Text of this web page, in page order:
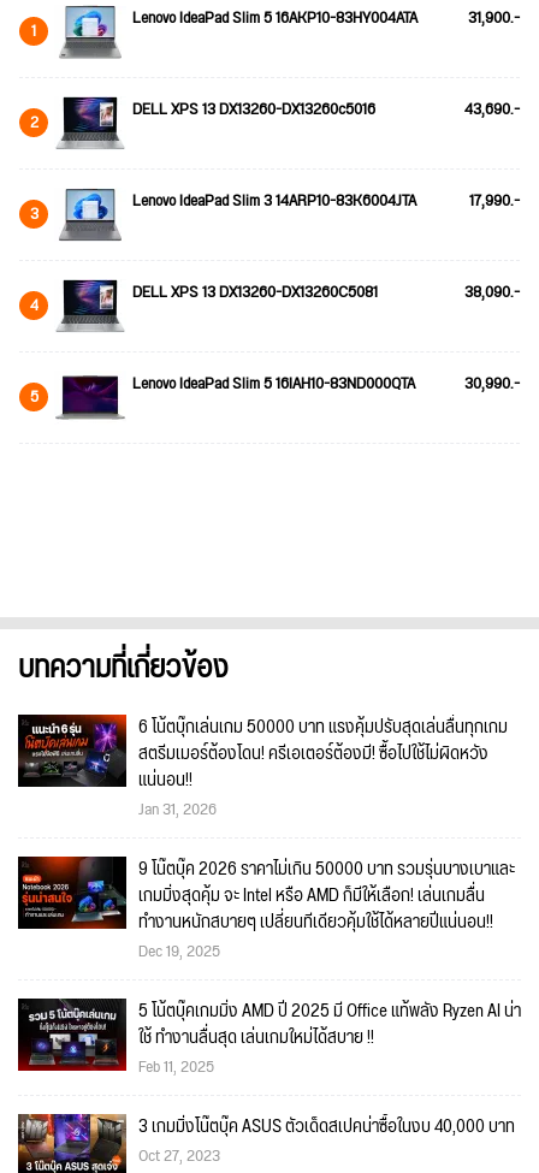
1 Lenovo IdeaPad Slim 5 16AKP10-83HY004ATA 31,900.-
2 DELL XPS 13 DX13260-DX13260c5016 43,690.-
3 Lenovo IdeaPad Slim 3 14ARP10-83K6004JTA 17,990.-
4 DELL XPS 13 DX13260-DX13260C5081 38,090.-
5 Lenovo IdeaPad Slim 5 16IAH10-83ND000QTA 30,990.-
บทความที่เกี่ยวข้อง
6 โน้ตบุ๊กเล่นเกม 50000 บาท แรงคุ้มปรับสุดเล่นลื่นทุกเกม
สตรีมเมอร์ต้องโดน! ครีเอเตอร์ต้องมี! ซื้อไปใช้ไม่ผิดหวัง
แน่นอน!!
Jan 31, 2026
9 โน๊ตบุ๊ค 2026 ราคาไม่เกิน 50000 บาท รวมรุ่นบางเบาและ
เกมมิ่งสุดคุ้ม จะ Intel หรือ AMD ก็มีให้เลือก! เล่นเกมลื่น
ทำงานหนักสบายๆ เปลี่ยนทีเดียวคุ้มใช้ได้หลายปีแน่นอน!!
Dec 19, 2025
5 โน้ตบุ๊คเกมมิ่ง AMD ปี 2025 มี Office แท้พลัง Ryzen AI น่า
ใช้ ทำงานลื่นสุด เล่นเกมใหม่ได้สบาย !!
Feb 11, 2025
3 เกมมิ่งโน๊ตบุ๊ค ASUS ตัวเด็ดสเปคน่าซื้อในงบ 40,000 บาท
Oct 27, 2023